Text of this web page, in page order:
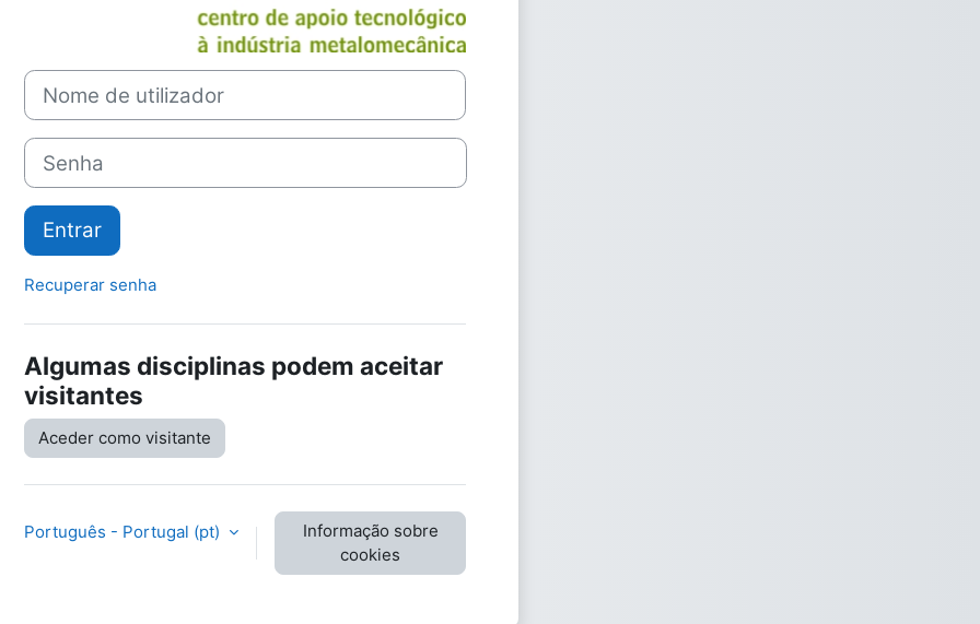
Nome de utilizador
Senha
Entrar
Recuperar senha
Algumas disciplinas podem aceitar
visitantes
Aceder como visitante
Português - Portugal ‎(pt)‎
Informação sobre
cookies